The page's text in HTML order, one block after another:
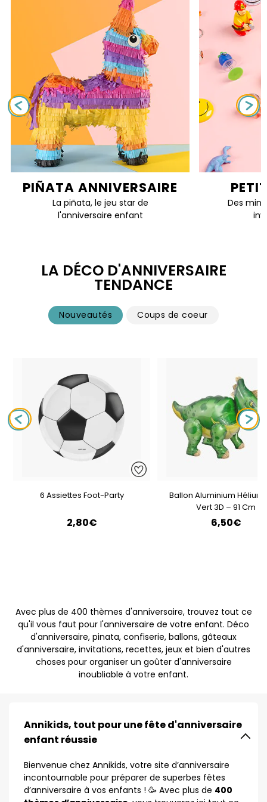
PIÑATA ANNIVERSAIRE
La piñata, le jeu star de
l'anniversaire enfant
Des mini
LA DÉCO D'ANNIVERSAIRE
TENDANCE
Nouveautés Coups de coeur
6 Assiettes Foot-Party
2,80€
Ballon Aluminium Hélium
Vert 3D – 91 Cm
6,50€
Avec plus de 400 thèmes d'anniversaire, trouvez tout ce
qu'il vous faut pour l'anniversaire de votre enfant. Déco
d'anniversaire, pinata, confiserie, ballons, gâteaux
d'anniversaire, invitations, recettes, jeux et bien d'autres
choses pour organiser un goûter d'anniversaire
inoubliable à votre enfant.
Annikids, tout pour une fête d'anniversaire
enfant réussie
Bienvenue chez Annikids, votre site d’anniversaire
incontournable pour préparer de superbes fêtes
d’anniversaire à vos enfants ! 🥳 Avec plus de 400